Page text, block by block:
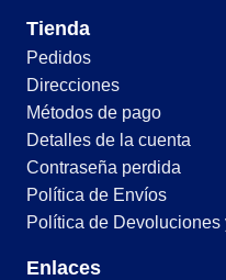
Tienda
Pedidos
Direcciones
Métodos de pago
Detalles de la cuenta
Contraseña perdida
Política de Envíos
Política de
Enlaces